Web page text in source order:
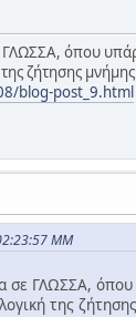
όπου
ζήτησης
blog-post_9.html
ΜΜ
ΓΛΩΣΣΑ,
της